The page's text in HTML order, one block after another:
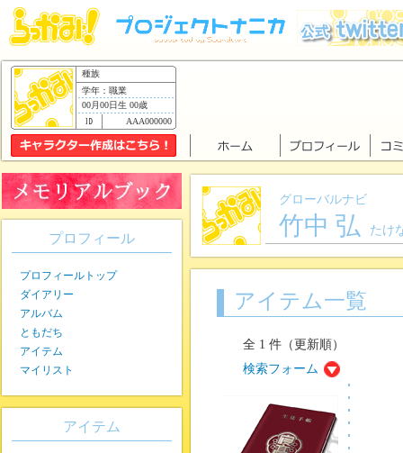
種族
学年：職業
00月00日生 00歳
AAA000000
グローバルナビ
竹中 弘 たけ
アイテム一覧
全 1 件（更新順）
検索フォーム
プロフィール
プロフィールトップ
ダイアリー
アルバム
ともだち
アイテム
マイリスト
アイテム